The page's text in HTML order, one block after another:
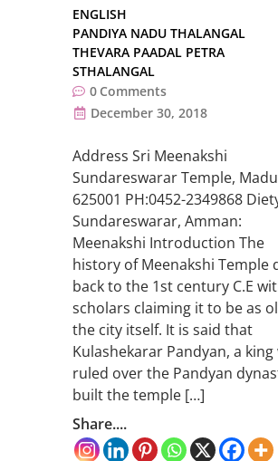
ENGLISH
PANDIYA NADU THALANGAL
THEVARA PAADAL PETRA
STHALANGAL
0 Comments
December 30, 2018
Address Sri Meenakshi
Sundareswarar Temple,
625001 PH:0452-2349868
Sundareswarar, Amman:
Meenakshi Introduction The
history of Meenakshi Temple
back to the 1st century C.E
scholars claiming it to be as
the city itself. It is said that
Kulashekarar Pandyan, a king
ruled over the Pandyan
built the temple […]
Share....